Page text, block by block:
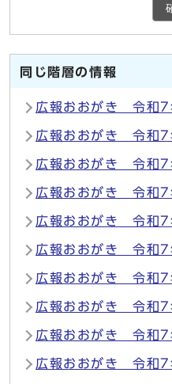
同じ階層の情報
広報おおがき 令和
広報おおがき 令和
広報おおがき 令和
広報おおがき 令和
広報おおがき 令和
広報おおがき 令和
広報おおがき 令和
広報おおがき 令和7
広報おおがき 令和
広報おおがき 令和7